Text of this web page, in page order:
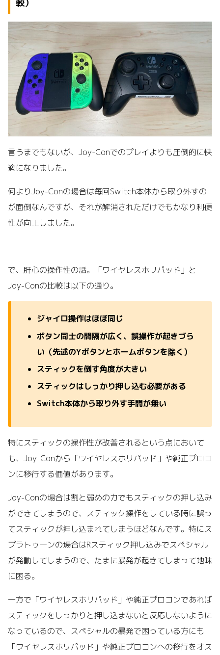
較）
言うまでもないが、Joy-Conでのプレイよりも圧倒的に快
適になりました。
何よりJoy-Conの場合は毎回Switch本体から取り外すの
が面倒なんですが、それが解消されただけでもかなり利便
性が向上しました。
で、肝心の操作性の話。「ワイヤレスホリパッド」と
Joy-Conの比較は以下の通り。
ジャイロ操作はほぼ同じ
ボタン同士の間隔が広く、誤操作が起きづら
い（先述のYボタンとホームボタンを除く）
スティックを倒す角度が大きい
スティックはしっかり押し込む必要がある
Switch本体から取り外す手間が無い
特にスティックの操作性が改善されるという点において
も、Joy-Conから「ワイヤレスホリパッド」や純正プロコ
ンに移行する価値があります。
Joy-Conの場合は割と弱めの力でもスティックの押し込み
ができてしまうので、スティック操作をしている時に誤っ
てスティックが押し込まれてしまうほどなんです。特にス
プラトゥーンの場合はRスティック押し込みでスペシャル
が発動してしまうので、たまに暴発が起きてしまって地味
に困る。
一方で「ワイヤレスホリパッド」や純正プロコンであれば
スティックをしっかりと押し込まないと反応しないように
なっているので、スペシャルの暴発で困っている方にも
「ワイヤレスホリパッド」や純正プロコンへの移行をオス